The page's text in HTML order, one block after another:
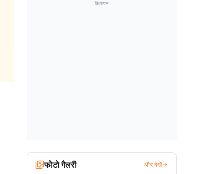
विज्ञापन
फोटो गैलरी और देखें